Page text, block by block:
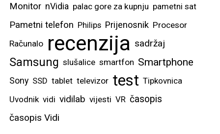
Monitor nVidia palac gore za kupnju pametni sat
Pametni telefon Philips Prijenosnik Procesor
Računalo recenzija sadržaj
Samsung slušalice smartfon Smartphone
Sony SSD tablet televizor test Tipkovnica
Uvodnik vidi vidilab vijesti VR časopis
časopis Vidi